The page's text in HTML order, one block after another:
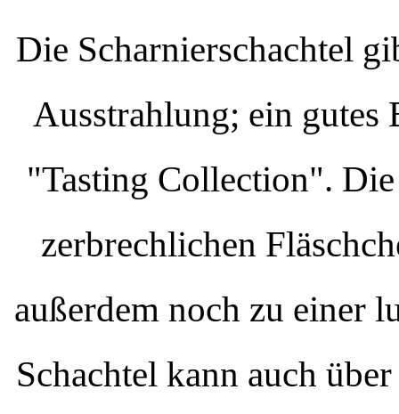
Die Scharnierschachtel
Ausstrahlung; ein gutes
"Tasting Collection".
zerbrechlichen
außerdem noch zu einer
Schachtel kann auch